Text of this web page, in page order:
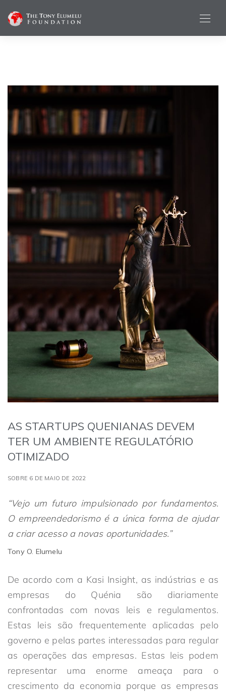
AS STARTUPS QUENIANAS DEVEM
TER UM AMBIENTE REGULATÓRIO
OTIMIZADO
SOBRE 6 DE MAIO DE 2022
“Vejo um futuro impulsionado por fundamentos.
O empreendedorismo é a única forma de ajudar
a criar acesso a novas oportunidades.”
Tony O. Elumelu
De acordo com a Kasi Insight, as indústrias e as
empresas do Quénia são diariamente
confrontadas com novas leis e regulamentos.
Estas leis são frequentemente aplicadas pelo
governo e pelas partes interessadas para regular
as operações das empresas. Estas leis podem
representar uma enorme ameaça para o
crescimento da economia porque as empresas